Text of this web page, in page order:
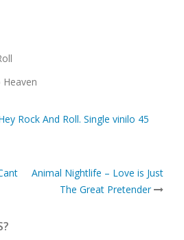
Heaven
Rock And Roll. Single vinilo 45
Animal Nightlife – Love is Just
The Great Pretender